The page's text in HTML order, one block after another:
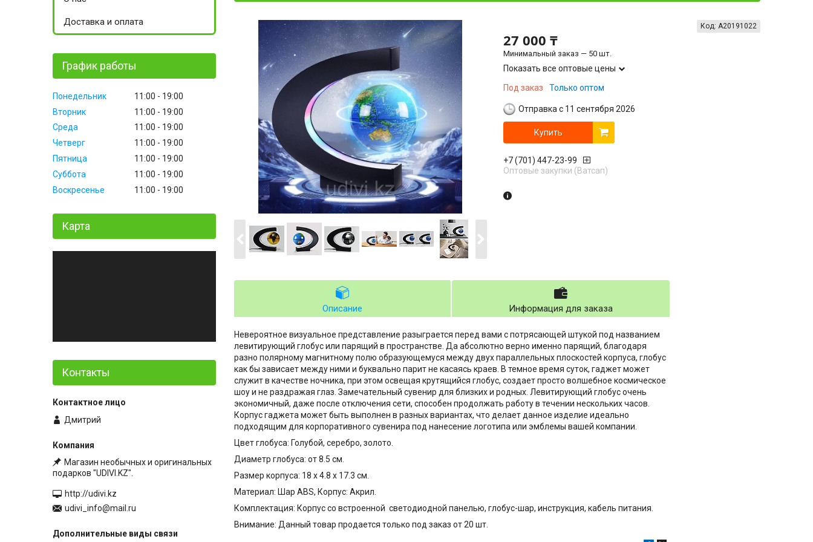
27 000 ₸
Минимальный заказ — 50 шт.
Показать все оптовые цены
Под заказ
Только оптом
Код: А20191022
Отправка с 11 сентября 2026
Купить
+7 (701) 447-23-99
Оптовые закупки (Ватсап)
Описание Информация для заказа
Невероятное визуальное представление разыграется перед вами с потрясающей штукой под названием
левитирующий глобус или парящий в пространстве. Да абсолютно верно именно парящий, благодаря
разно полярному магнитному полю образующемуся между двух параллельных плоскостей корпуса, глобус
как бы зависает между ними и буквально парит не касаясь краев. В темное время суток, гаджет может
служит в качестве ночника, при этом освещая крутящийся глобус, создает просто волшебное космическое
шоу и не раздражая глаз. Замечательный сувенир для близких и родных. Левитирующий глобус очень
экономичный, даже после отключения сети, способен продолжать работу в течении нескольких часов.
Корпус гаджета может быть выполнен в разных вариантах, что делает данное изделие идеально
подходящим для корпоративного сувенира под нанесение логотипа или эмблемы вашей компании.
Цвет глобуса: Голубой, серебро, золото.
Диаметр глобуса: от 8.5 см.
Размер корпуса: 18 x 4.8 x 17.3 см.
Материал: Шар ABS, Корпус: Акрил.
Комплектация: Корпус со встроенной светодиодной панелью, глобус-шар, инструкция, кабель питания.
Внимание: Данный товар продается только под заказ от 20 шт.
Доставка и оплата
График работы
Понедельник 11:00
19:00
Вторник
11:00
19:00
Среда
11:00
19:00
Четверг
11:00
19:00
Пятница
11:00
19:00
Суббота
11:00
19:00
Воскресенье
11:00 19:00
Карта
Контакты
Дмитрий
Магазин необычных и оригинальных
подарков "UDIVI.KZ".
http://udivi.kz
udivi_info@mail.ru